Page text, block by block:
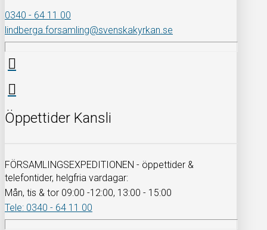
0340 - 64 11 00
lindberga.forsamling@svenskakyrkan.se
Öppettider Kansli
FÖRSAMLINGSEXPEDITIONEN - öppettider &
telefontider, helgfria vardagar:
Mån, tis & tor 09:00 -12:00, 13:00 - 15:00
Tele: 0340 - 64 11 00